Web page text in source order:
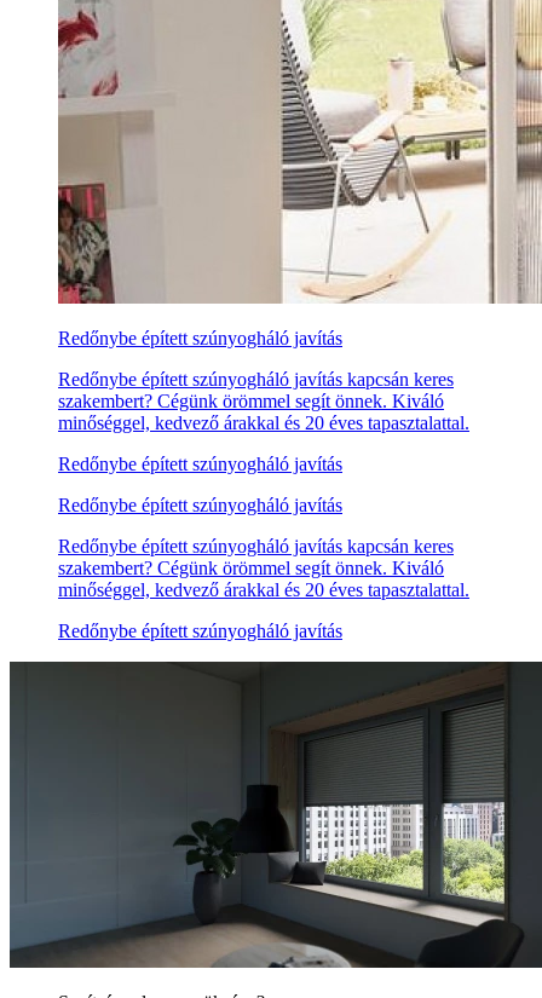
Redőnybe épített szúnyogháló javítás
Redőnybe épített szúnyogháló javítás kapcsán keres
szakembert? Cégünk örömmel segít önnek. Kiváló
minőséggel, kedvező árakkal és 20 éves tapasztalattal.
Redőnybe épített szúnyogháló javítás
Redőnybe épített szúnyogháló javítás
Redőnybe épített szúnyogháló javítás kapcsán keres
szakembert? Cégünk örömmel segít önnek. Kiváló
minőséggel, kedvező árakkal és 20 éves tapasztalattal.
Redőnybe épített szúnyogháló javítás